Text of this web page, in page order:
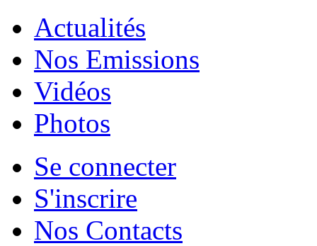
Actualités
Nos Emissions
Vidéos
Photos
Se connecter
S'inscrire
Nos Contacts